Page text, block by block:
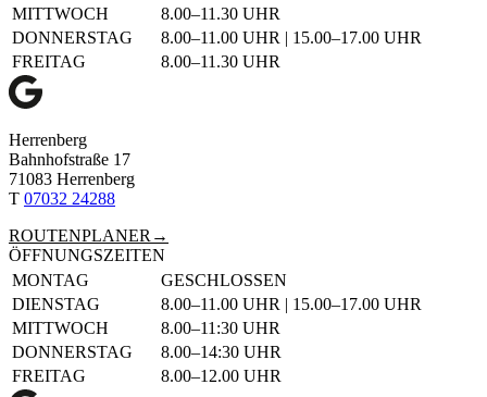
MITTWOCH
8.00–11.30 UHR
DONNERSTAG
8.00–11.00 UHR | 15.00–17.00 UHR
FREITAG
8.00–11.30 UHR
Herrenberg
Bahnhof­straße 17
71083 Herrenberg
T 07032 24288
ROUTENPLANER
ÖFFNUNGSZEITEN
TAG ÖFFNUNGSZEITEN
MONTAG
GESCHLOSSEN
DIENSTAG
8.00–11.00 UHR | 15.00–17.00 UHR
MITTWOCH
8.00–11:30 UHR
DONNERSTAG
8.00–14:30 UHR
FREITAG
8.00–12.00 UHR